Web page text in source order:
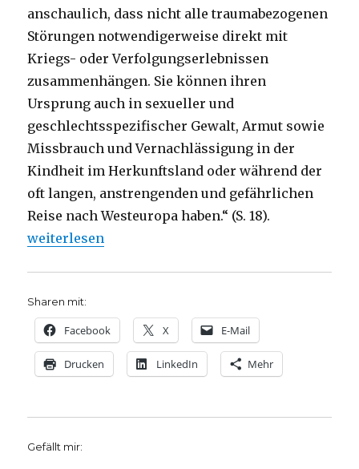
anschaulich, dass nicht alle traumabezogenen
Störungen notwendigerweise direkt mit
Kriegs- oder Verfolgungserlebnissen
zusammenhängen. Sie können ihren
Ursprung auch in sexueller und
geschlechtsspezifischer Gewalt, Armut sowie
Missbrauch und Vernachlässigung in der
Kindheit im Herkunftsland oder während der
oft langen, anstrengenden und gefährlichen
Reise nach Westeuropa haben.“ (S. 18).
„Das Trauma der Flucht, Rezension von Christoph
weiterlesen
Sharen mit:
Facebook X E-Mail
Drucken LinkedIn Mehr
Gefällt mir: